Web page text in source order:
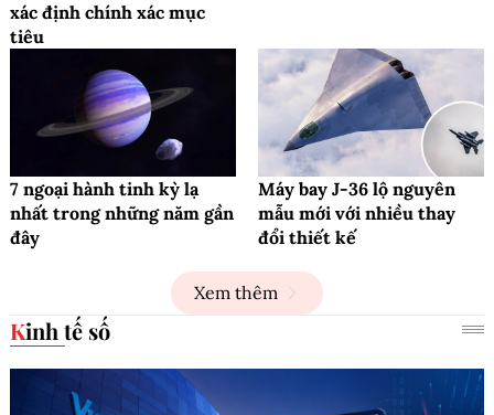
xác định chính xác mục
tiêu
7 ngoại hành tinh kỳ lạ
nhất trong những năm gần
đây
Máy bay J-36 lộ nguyên
mẫu mới với nhiều thay
đổi thiết kế
Xem thêm
Kinh tế số